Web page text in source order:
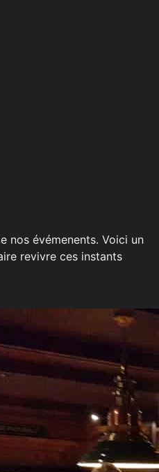
nos évémenents. Voici un
revivre ces instants
2018